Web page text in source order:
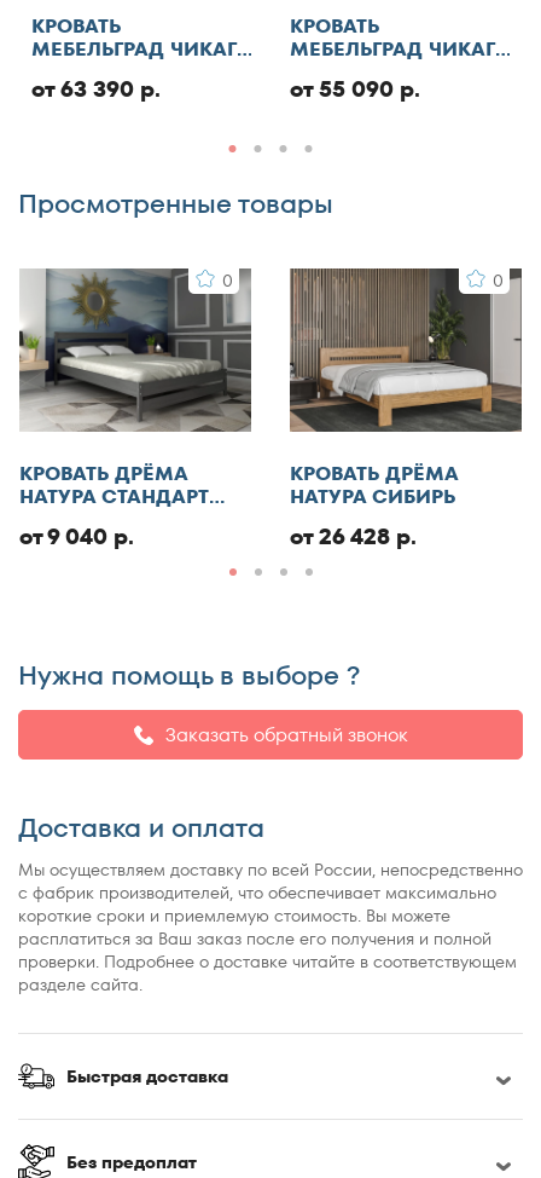
130x185
130x186
130x190
140x185
140x190
140x195
140x200
140x210
145x200
150x185
150x186
150x220
160x180
160x186
160x190
160x195
160x200
160x210
160x220
165x200
170x190
180x190
Отменить
Добавить отзыв
КРОВАТЬ
МЕБЕЛЬГРАД ЧИКАГО
от 63 390 р.
КРОВАТЬ
МЕБЕЛЬГРАД ЧИКАГО
от 55 090 р.
Просмотренные товары
0
КРОВАТЬ ДРЁМА
НАТУРА СТАНДАРТ
от 9 040 р.
0
КРОВАТЬ ДРЁМА
НАТУРА СИБИРЬ
от 26 428 р.
Нужна помощь в выборе ?
Заказать обратный звонок
Доставка и оплата
Мы осуществляем доставку по всей России, непосредственно
с фабрик производителей, что обеспечивает максимально
короткие сроки и приемлемую стоимость. Вы можете
расплатиться за Ваш заказ после его получения и полной
проверки. Подробнее о доставке читайте в соответствующем
разделе сайта.
Быстрая доставка
Без предоплат